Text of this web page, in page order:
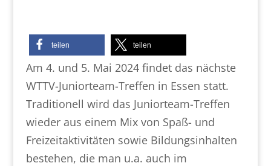
teilen teilen
Am 4. und 5. Mai 2024 findet das nächste
WTTV-Juniorteam-Treffen in Essen statt.
Traditionell wird das Juniorteam-Treffen
wieder aus einem Mix von Spaß- und
Freizeitaktivitäten sowie Bildungsinhalten
bestehen, die man u.a. auch im